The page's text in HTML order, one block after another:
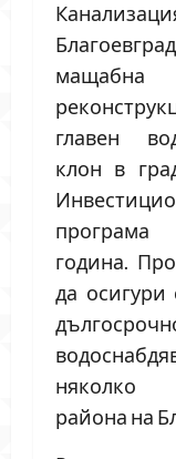
мащабна
главен
клон в
година.
да осигури
няколко
района на